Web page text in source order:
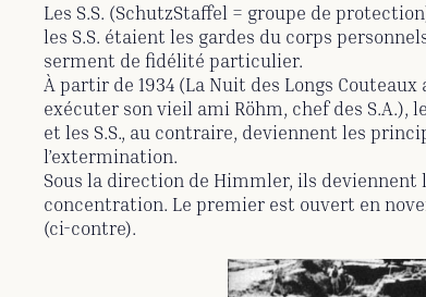
Les S.S. (SchutzStaffel = groupe de
les S.S. étaient les gardes du corps
serment de fidélité particulier.
À partir de 1934 (La Nuit des Longs
exécuter son vieil ami Röhm, chef des S.A.),
et les S.S., au contraire, deviennent les
l’extermination.
Sous la direction de Himmler, ils deviennent
concentration. Le premier est ouvert en
(ci-contre).